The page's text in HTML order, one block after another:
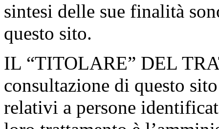
sintesi delle sue finalità
questo sito.
IL “TITOLARE” DEL
consultazione di questo
relativi a persone